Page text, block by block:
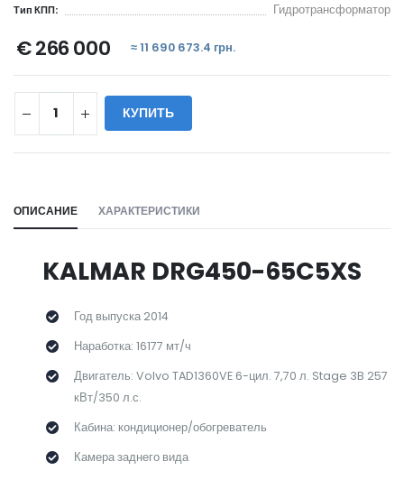
Тип КПП: Гидротрансформатор
€ 266 000 ≈ 11 690 673.4 грн.
КУПИТЬ
ОПИСАНИЕ ХАРАКТЕРИСТИКИ
KALMAR DRG450-65C5XS
Год выпуска 2014
Наработка: 16177 мт/ч
Двигатель: Volvo TAD1360VE 6-цил. 7,70 л. Stage 3B 257
кВт/350 л.с.
Кабина: кондиционер/обогреватель
Камера заднего вида